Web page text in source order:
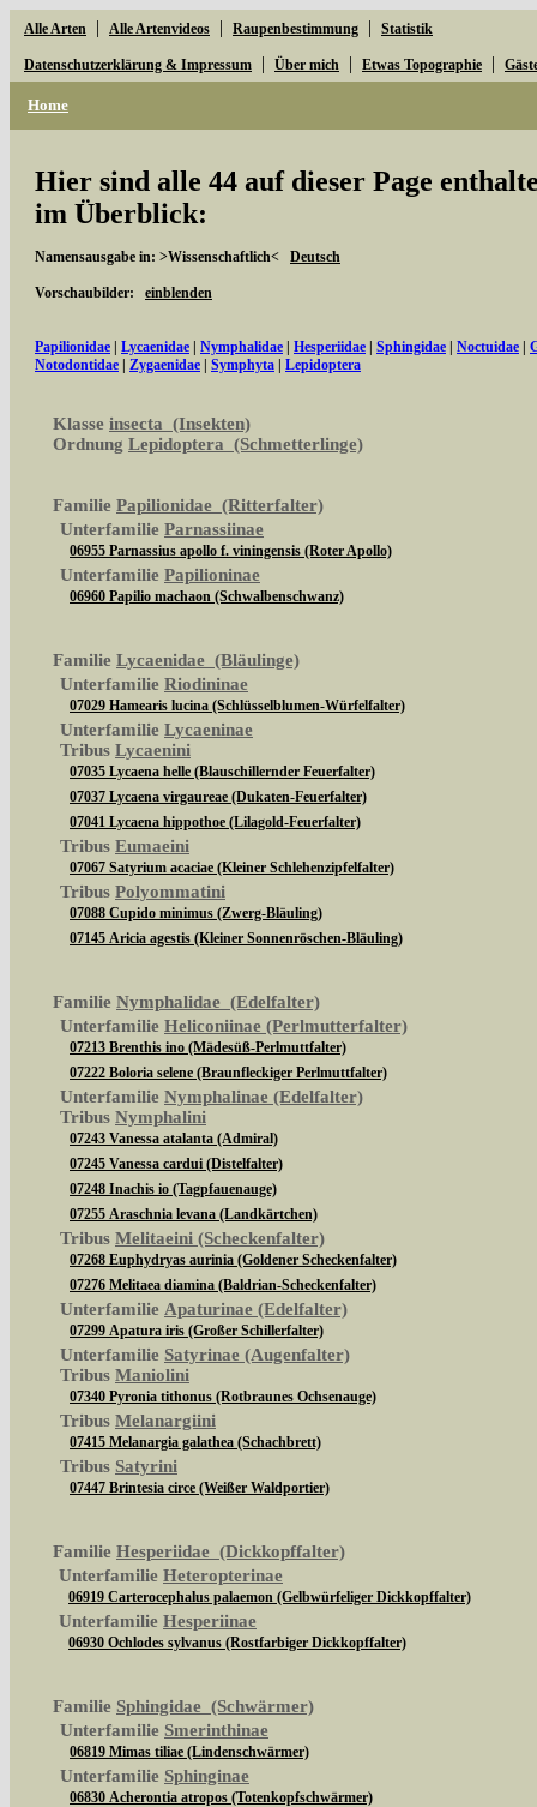
Alle Arten | Alle Artenvideos | Raupenbestimmung | Statistik
Datenschutzerklärung & Impressum | Über mich | Etwas Topographie |
Home
Hier sind alle 44 auf dieser Page
im Überblick:
Namensausgabe in: >Wissenschaftlich< Deutsch
Vorschaubilder: einblenden
Papilionidae Lycaenidae Nymphalidae Hesperiidae Sphingidae Noctuidae
Notodontidae
Zygaenidae Symphyta Lepidoptera
Klasse insecta (Insekten)
Ordnung Lepidoptera (Schmetterlinge)
Familie Papilionidae (Ritterfalter)
Unterfamilie Parnassiinae
06955 Parnassius apollo f. viningensis (Roter Apollo)
Unterfamilie Papilioninae
06960 Papilio machaon (Schwalbenschwanz)
Familie Lycaenidae (Bläulinge)
Unterfamilie Riodininae
07029 Hamearis lucina (Schlüsselblumen-Würfelfalter)
Unterfamilie Lycaeninae
Tribus Lycaenini
07035 Lycaena helle (Blauschillernder Feuerfalter)
07037 Lycaena virgaureae (Dukaten-Feuerfalter)
07041 Lycaena hippothoe (Lilagold-Feuerfalter)
Tribus Eumaeini
07067 Satyrium acaciae (Kleiner Schlehenzipfelfalter)
Tribus Polyommatini
07088 Cupido minimus (Zwerg-Bläuling)
07145 Aricia agestis (Kleiner Sonnenröschen-Bläuling)
Familie Nymphalidae (Edelfalter)
Unterfamilie Heliconiinae (Perlmutterfalter)
07213 Brenthis ino (Mädesüß-Perlmuttfalter)
07222 Boloria selene (Braunfleckiger Perlmuttfalter)
Unterfamilie Nymphalinae (Edelfalter)
Tribus Nymphalini
07243 Vanessa atalanta (Admiral)
07245 Vanessa cardui (Distelfalter)
07248 Inachis io (Tagpfauenauge)
07255 Araschnia levana (Landkärtchen)
Tribus Melitaeini (Scheckenfalter)
07268 Euphydryas aurinia (Goldener Scheckenfalter)
07276 Melitaea diamina (Baldrian-Scheckenfalter)
Unterfamilie Apaturinae (Edelfalter)
07299 Apatura iris (Großer Schillerfalter)
Unterfamilie Satyrinae (Augenfalter)
Tribus Maniolini
07340 Pyronia tithonus (Rotbraunes Ochsenauge)
Tribus Melanargiini
07415 Melanargia galathea (Schachbrett)
Tribus Satyrini
07447 Brintesia circe (Weißer Waldportier)
Familie Hesperiidae (Dickkopffalter)
Unterfamilie Heteropterinae
06919 Carterocephalus palaemon (Gelbwürfeliger Dickkopffalter)
Unterfamilie Hesperiinae
06930 Ochlodes sylvanus (Rostfarbiger Dickkopffalter)
Familie Sphingidae (Schwärmer)
Unterfamilie Smerinthinae
06819 Mimas tiliae (Lindenschwärmer)
Unterfamilie Sphinginae
06830 Acherontia atropos (Totenkopfschwärmer)